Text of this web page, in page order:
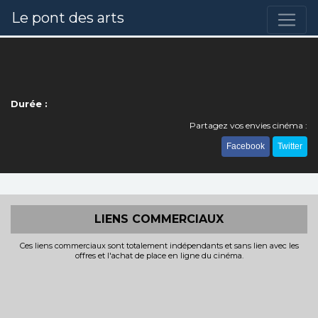
Le pont des arts
Durée :
Partagez vos envies cinéma :
Facebook Twitter
LIENS COMMERCIAUX
Ces liens commerciaux sont totalement indépendants et sans lien avec les
offres et l'achat de place en ligne du cinéma.